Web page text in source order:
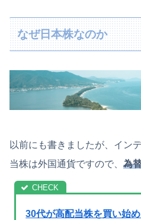
なぜ日本株なのか
以前にも書きましたが、イン
当株は外国通貨ですので、 為
30代が高配当株を買い始